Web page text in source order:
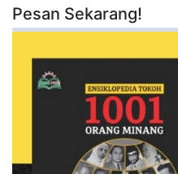
Pesan Sekarang!